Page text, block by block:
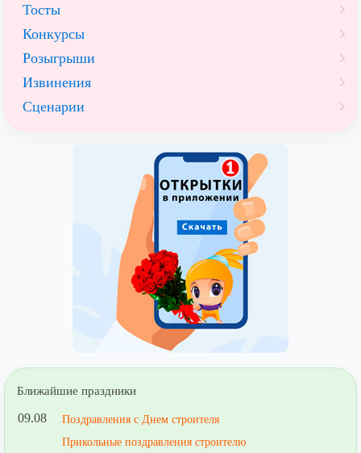
Тосты
Конкурсы
Розыгрыши
Извинения
Сценарии
Ближайшие праздники
09.08
Поздравления с Днем строителя
Прикольные поздравления строителю